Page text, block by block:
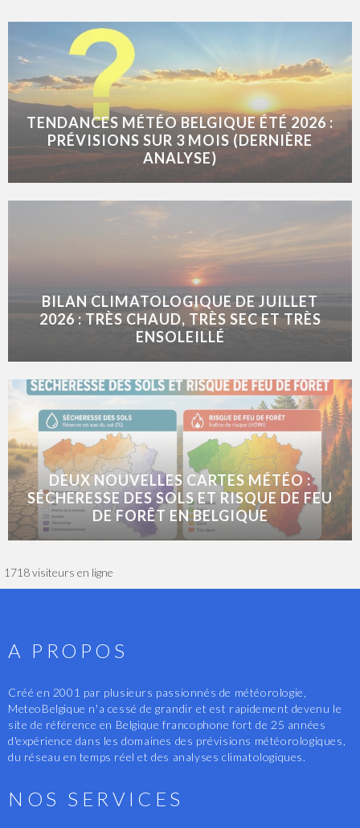
TENDANCES MÉTÉO BELGIQUE ÉTÉ 2026 :
PRÉVISIONS SUR 3 MOIS (DERNIÈRE
ANALYSE)
BILAN CLIMATOLOGIQUE DE JUILLET
2026 : TRÈS CHAUD, TRÈS SEC ET TRÈS
ENSOLEILLÉ
DEUX NOUVELLES CARTES MÉTÉO :
SÉCHERESSE DES SOLS ET RISQUE DE FEU
DE FORÊT EN BELGIQUE
1718 visiteurs en ligne
A PROPOS
Créé en 2001 par plusieurs passionnés de météorologie,
MeteoBelgique n'a cessé de grandir et est rapidement devenu le
site de référence en Belgique francophone fort de 25 années
d'expérience dans les domaines des prévisions météorologiques,
du réseau en temps réel et des analyses climatologiques.
NOS SERVICES